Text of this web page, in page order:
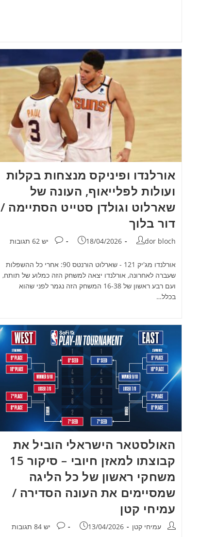
אורלנדו ופיניקס מנצחות בקלות
ועולות לפלייאוף, העונה של
שארלוט וגולדן סטייט הסתיימה /
דור בלוך
מחבר:
dor bloch פורסם:
18/04/2026 תגובות:
יש 62 תגובות
אורלנדו מג'יק 121 - שארלוט הורנטס 90: אחרי כל ההשפלות
שעברה לאחרונה, אורלנדו יצאה למשחק הזה כמלוע של תותח,
ועם רבע ראשון של 16-38 המשחק הזה נגמר לפני שהוא
בכלל…
האולסטאר הישראלי הוביל את
קבוצתו למאזן חיובי – סיקור 15
משחקי ראשון של כל הליגה
שמסיימים את העונה הסדירה /
עמיחי קטן
מחבר:עמיחי קטן פורסם:
13/04/2026 תגובות:
יש 84 תגובות